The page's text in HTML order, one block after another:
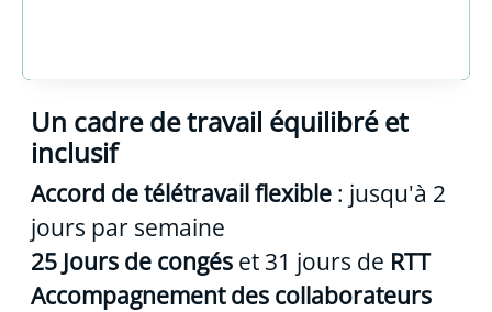
Un cadre de travail équilibré et
inclusif
Accord de télétravail flexible : jusqu'à 2
jours par semaine
25 Jours de congés et 31 jours de RTT
Accompagnement des collaborateurs